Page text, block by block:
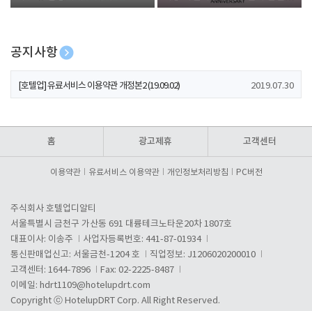
폰 증정
공지사항
[호텔업] 개인정보 처리방침 개정본1 (19.09.02)
[호텔업] 유료서비스 이용약관 개정본2 (19.09.02) 2019.07.30
홈 광고제휴 고객센터
이용약관 유료서비스 이용약관 개인정보처리방침 PC버전
주식회사 호텔업디알티
서울특별시 금천구 가산동 691 대륭테크노타운20차 1807호
대표이사: 이송주
사업자등록번호: 441-87-01934
통신판매업신고: 서울금천-1204 호
직업정보: J1206020200010
고객센터: 1644-7896
Fax: 02-2225-8487
이메일: hdrt1109@hotelupdrt.com
Copyright ⓒ HotelupDRT Corp. All Right Reserved.